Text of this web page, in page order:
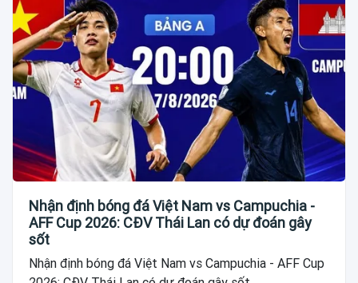
Nhận định bóng đá Việt Nam vs Campuchia -
AFF Cup 2026: CĐV Thái Lan có dự đoán gây
sốt
Nhận định bóng đá Việt Nam vs Campuchia - AFF Cup